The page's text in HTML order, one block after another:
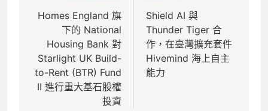
章
覽
Homes England 旗
下的 National
Housing Bank 對
Starlight UK Build-
to-Rent (BTR) Fund
II 進行重大基石股權
投資
Shield AI 與
Thunder Tiger 合
作，在臺灣擴充套件
Hivemind 海上自主
能力